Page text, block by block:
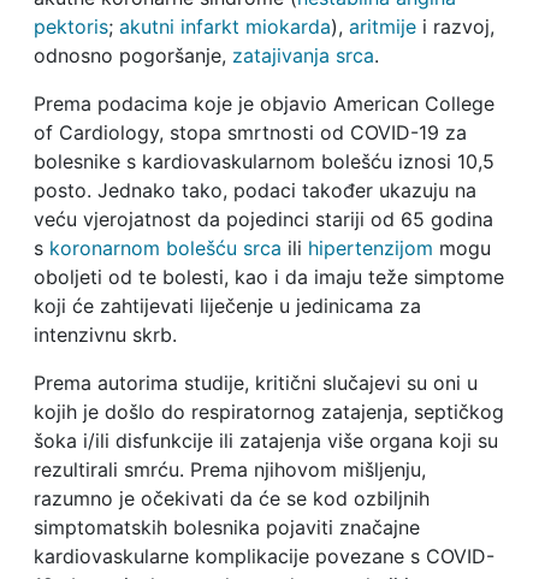
pektoris; akutni infarkt miokarda), aritmijei razvoj,
odnosno pogoršanje, zatajivanja srca.
Prema podacima koje je objavio American College
of Cardiology, stopa smrtnosti od COVID-19 za
bolesnike s kardiovaskularnom bolešću iznosi 10,5
posto. Jednako tako, podaci također ukazuju na
veću vjerojatnost da pojedinci stariji od 65 godina
s koronarnom bolešću srca ili hipertenzijom mogu
oboljeti od te bolesti, kao i da imaju teže simptome
koji će zahtijevati liječenje u jedinicama za
intenzivnu skrb.
Prema autorima studije, kritični slučajevi su oni u
kojih je došlo do respiratornog zatajenja, septičkog
šoka i/ili disfunkcije ili zatajenja više organa koji su
rezultirali smrću. Prema njihovom mišljenju,
razumno je očekivati ​​da će se kod ozbiljnih
simptomatskih bolesnika pojaviti značajne
kardiovaskularne komplikacije povezane s COVID-